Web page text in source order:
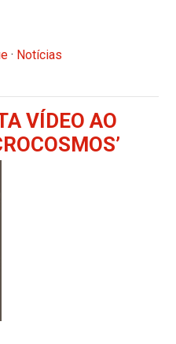
· Notícias
VÍDEO AO